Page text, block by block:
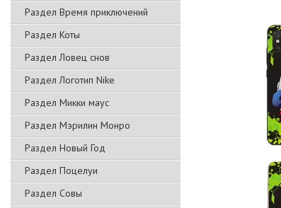
Раздел Время приключений
Раздел Коты
Раздел Ловец снов
Раздел Логотип Nike
Раздел Микки маус
Раздел Мэрилин Монро
Раздел Новый Год
Раздел Поцелуи
Раздел Совы